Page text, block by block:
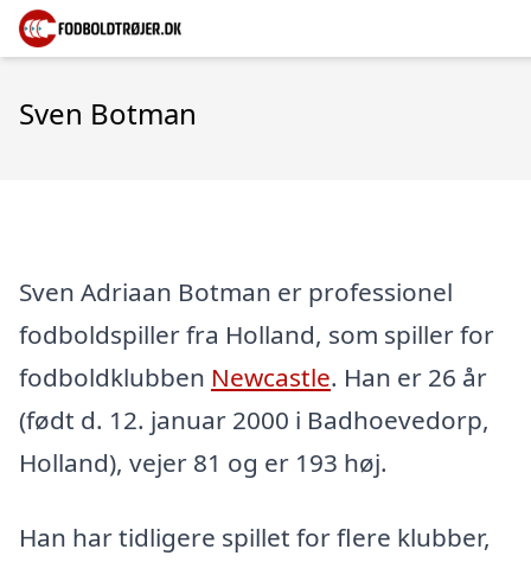
Sven Botman
Sven Adriaan Botman er professionel
fodboldspiller fra Holland, som spiller for
fodboldklubben Newcastle. Han er 26 år
(født d. 12. januar 2000 i Badhoevedorp,
Holland), vejer 81 og er 193 høj.
Han har tidligere spillet for flere klubber,